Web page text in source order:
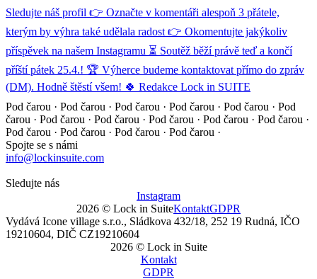
Pod čarou · Pod čarou · Pod čarou · Pod čarou · Pod čarou · Pod
čarou · Pod čarou · Pod čarou · Pod čarou · Pod čarou · Pod čarou ·
Pod čarou · Pod čarou · Pod čarou · Pod čarou ·
Spojte se s námi
info@lockinsuite.com
Sledujte nás
Instagram
2026 © Lock in SuiteKontaktGDPR
Vydává Icone village s.r.o., Sládkova 432/18, 252 19 Rudná, IČO
19210604, DIČ CZ19210604
2026 © Lock in Suite
Kontakt
GDPR